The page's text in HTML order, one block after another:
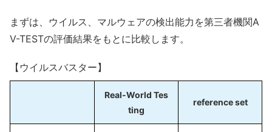
まずは、ウイルス、マルウェアの検出能力を第三者機関A
V-TESTの評価結果をもとに比較します。
【ウイルスバスター】
Real-World Tes
ting
reference set